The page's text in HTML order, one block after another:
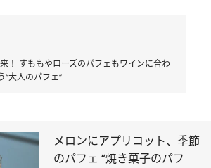
！ すももやローズのパフェもワインに合わ
“大人のパフェ”
メロンにアプリコット、季節
のパフェ “焼き菓子のパフ